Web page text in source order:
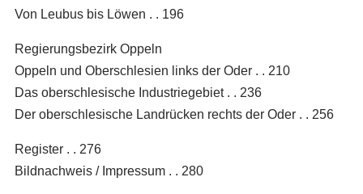
Von Leubus bis Löwen . . 196
Regierungsbezirk Oppeln
Oppeln und Oberschlesien links der Oder . . 210
Das oberschlesische Industriegebiet . . 236
Der oberschlesische Landrücken rechts der Oder . . 256
Register . . 276
Bildnachweis / Impressum . . 280